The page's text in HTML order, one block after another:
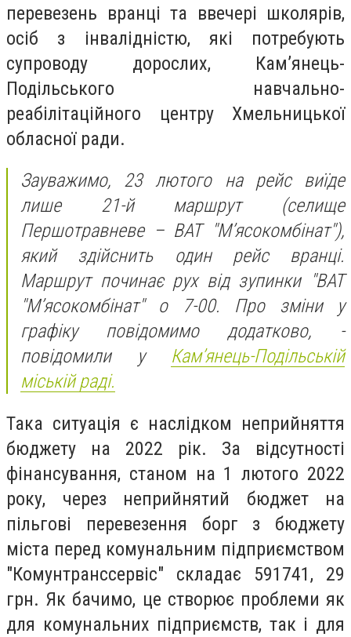
перевезень вранці та ввечері школярів,
осіб з інвалідністю, які потребують
супроводу дорослих, Кам’янець-
Подільського навчально-
реабілітаційного центру Хмельницької
обласної ради.
Зауважимо, 23 лютого на рейс виїде
лише 21-й маршрут (селище
Першотравневе – ВАТ "М’ясокомбінат"),
який здійснить один рейс вранці.
Маршрут починає рух від зупинки "ВАТ
"М’ясокомбінат" о 7-00. Про зміни у
графіку повідомимо додатково, -
повідомили у Кам’янець-Подільській
міській раді.
Така ситуація є наслідком неприйняття
бюджету на 2022 рік. За відсутності
фінансування, станом на 1 лютого 2022
року, через неприйнятий бюджет на
пільгові перевезення борг з бюджету
міста перед комунальним підприємством
"Комунтранссервіс" складає 591741, 29
грн. Як бачимо, це створює проблеми як
для комунальних підприємств, так і для